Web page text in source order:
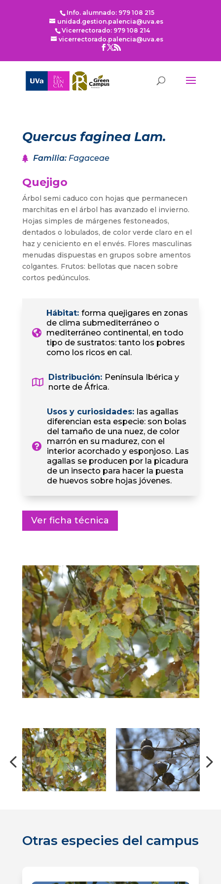
Info. alumnado: 979 108 215
unidad.gestion.palencia@uva.es
Vicerrectorado: 979 108 214
vicerrectorado.palencia@uva.es
Quercus faginea Lam.
Familia: Fagaceae
Quejigo
Árbol semi caduco con hojas que permanecen
marchitas en el árbol has avanzado el invierno.
Hojas simples de márgenes festoneados,
dentados o lobulados, de color verde claro en el
haz y ceniciento en el envés. Flores masculinas
menudas dispuestas en grupos sobre amentos
colgantes. Frutos: bellotas que nacen sobre
cortos pedúnculos.
Hábitat: forma quejigares en zonas
de clima submediterráneo o
mediterráneo continental, en todo
tipo de sustratos: tanto los pobres
como los ricos en cal.
Distribución: Península Ibérica y
norte de África.
Usos y curiosidades: las agallas
diferencian esta especie: son bolas
del tamaño de una nuez, de color
marrón en su madurez, con el
interior acorchado y esponjoso. Las
agallas se producen por la picadura
de un insecto para hacer la puesta
de huevos sobre hojas jóvenes.
Ver ficha técnica
Otras especies del campus